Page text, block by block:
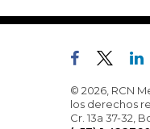
© 2026, RCN
los derechos
Cr. 13a 37-32,